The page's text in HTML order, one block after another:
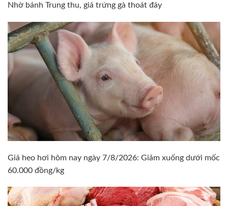
Nhờ bánh Trung thu, giá trứng gà thoát đáy
Giá heo hơi hôm nay ngày 7/8/2026: Giảm xuống dưới mốc
60.000 đồng/kg